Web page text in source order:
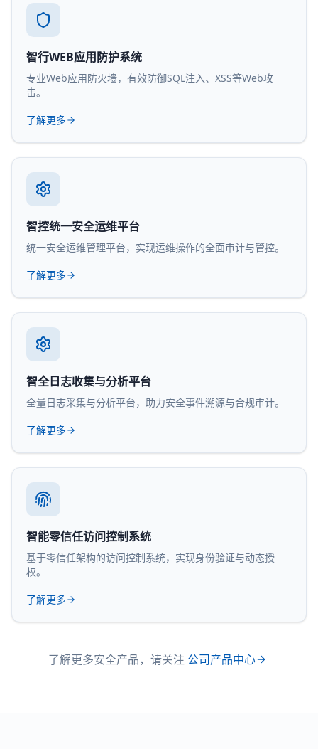
智行WEB应用防护系统
专业Web应用防火墙，有效防御SQL注入、XSS等Web攻
击。
了解更多
智控统一安全运维平台
统一安全运维管理平台，实现运维操作的全面审计与管控。
了解更多
智全日志收集与分析平台
全量日志采集与分析平台，助力安全事件溯源与合规审计。
了解更多
智能零信任访问控制系统
基于零信任架构的访问控制系统，实现身份验证与动态授
权。
了解更多
了解更多安全产品，请关注 公司产品中心